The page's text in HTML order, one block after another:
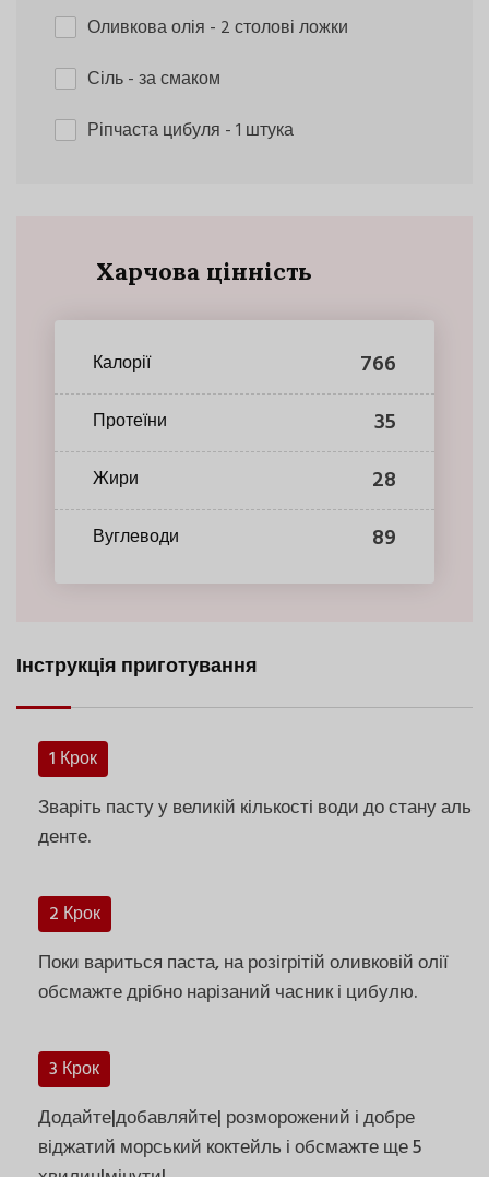
Оливкова олія - 2 столові ложки
Сіль- за смаком
Ріпчаста цибуля - 1 штука
Харчова цінність
Калорії 766
Протеїни 35
Жири 28
Вуглеводи 89
Інструкція приготування
1 Крок
Зваріть пасту у великій кількості води до стану аль
денте.
2 Крок
Поки вариться паста, на розігрітій оливковій олії
обсмажте дрібно нарізаний часник і цибулю.
3 Крок
Додайте|добавляйте| розморожений і добре
віджатий морський коктейль і обсмажте ще 5